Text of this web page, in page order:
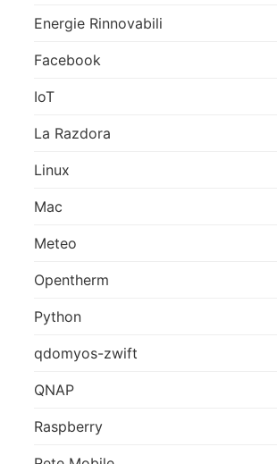
Energie Rinnovabili
Facebook
IoT
La Razdora
Linux
Mac
Meteo
Opentherm
Python
qdomyos-zwift
QNAP
Raspberry